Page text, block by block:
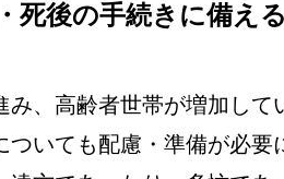
死後の手続きに備える
み、高齢者世帯が増加し
ついても配慮・準備が必